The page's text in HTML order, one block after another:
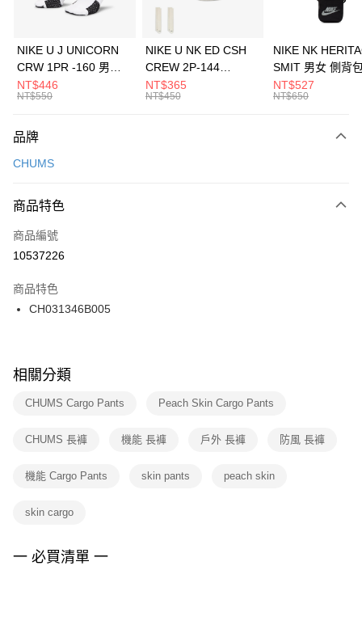
上海商業儲蓄銀行
元大商業銀行
台灣樂天信用卡公司
Apple Pay
全盈+PAY
AFTEE先享後付
【關於「AFTEE先享後付」】
便利好安心！
３．安心：先確認商品／服務後，再付款。
【「AFTEE先享後付」結帳流程】
１．於結帳方式選擇「AFTEE先享後付」後，將跳轉至「AFTEE先享後付」
２．訂單成立數日內，您將收到繳費通知簡訊。
３．收到繳費通知簡訊後14天內，點擊此簡訊中的連結，可透過四大超商／
ATM／網路銀行／等多元方式進行付款，方視為交易完成。
※ 交易是否成功請以「AFTEE先享後付 」之結帳頁面顯示為準，若有關於
是否繳費成功／繳費後需取消欲退款等相關疑問，請聯繫「AFTEE先享後付
客戶支援中心」https://netprotections.freshdesk.com/support/home
１．透過由恩沛科技股份有限公司提供之「AFTEE先享後付」服務完成之交
權轉讓予恩沛科技股份有限公司。
３．未成年的使用者請事先徵得法定代理人或監護人之同意方可使用
４．使用「AFTEE先享後付」時，將依據個別帳號之用戶狀況，依本公司即
運送方式
每筆NT$100，滿NT$1,500(含以上)免運費
宅配
每筆NT$100，滿NT$1,500(含以上)免運費
付款後門市自取
每筆NT$100，滿NT$1,500(含以上)免運費
NIKE U J UNICORN
CRW 1PR -160 男女
中統襪 FZ3393100
NT$446
NT$550
NIKE U NK ED CSH
CREW 2P-144
EMBRDY 男女 短統襪
FZ3073133
NT$365
NT$450
NIKE NK
SMIT 男女 側背
BA5871010
NT$527
NT$650
品牌
CHUMS
商品特色
商品編號
10537226
商品特色
CH031346B005
相關分類
CHUMS Cargo Pants Peach Skin Cargo Pants
CHUMS 長褲 機能 長褲 戶外 長褲 防風 長褲
機能 Cargo Pants skin pants peach skin
skin cargo
一 必買清單 一